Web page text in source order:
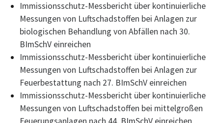
Immissionsschutz-Messbericht über kontinuierliche
Messungen von Luftschadstoffen bei Anlagen zur
biologischen Behandlung von Abfällen nach 30.
BImSchV einreichen
Immissionsschutz-Messbericht über kontinuierliche
Messungen von Luftschadstoffen bei Anlagen zur
Feuerbestattung nach 27. BImSchV einreichen
Immissionsschutz-Messbericht über kontinuierliche
Messungen von Luftschadstoffen bei mittelgroßen